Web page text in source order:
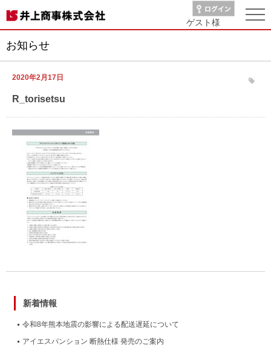
ゲスト様
お知らせ
2020年2月17日
R_torisetsu
新着情報
令和8年熊本地震の影響による配送遅延について
アイエスパンション 断熱仕様 発売のご案内